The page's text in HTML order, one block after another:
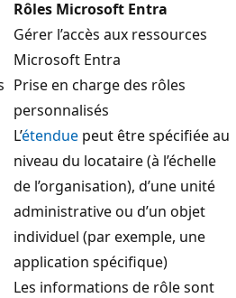
Rôles Microsoft Entra
Gérer l’accès aux ressources
Microsoft Entra
Prise en charge des rôles
personnalisés
L’étendue peut être spécifiée au
niveau du locataire (à l’échelle
de l’organisation), d’une unité
administrative ou d’un objet
individuel (par exemple, une
application spécifique)
Les informations de rôle sont